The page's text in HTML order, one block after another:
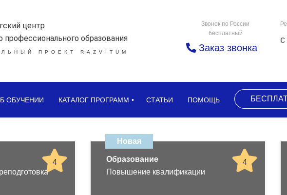
центр
профессионального образования
ПРОЕКТ RAZVITUM
Звонок по России
бесплатный
Заказ звонка
ОБУЧЕНИИ КАТАЛОГ ПРОГРАММ СТАТЬИ ПОМОЩЬ
4
Новая
4
Образование
Повышение квалификации